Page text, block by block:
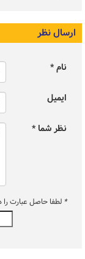
ارسال نظر
نام *
ایمیل
نظر شما *
* لطفا حاصل عبارت را